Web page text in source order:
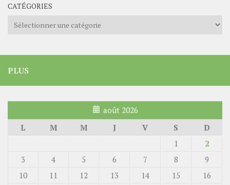
CATÉGORIES
Catégories
PLUS
août 2026
L
M M J V S
D
1
2
3
4 5 6 7 8
9
10
11 12 13 14 15
16